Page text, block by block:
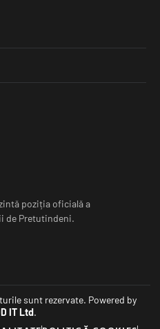
poziția oficială a
de Pretutindeni.
sunt rezervate. Powered by
IT Ltd.